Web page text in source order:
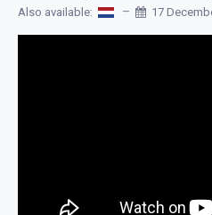
Also available: 17